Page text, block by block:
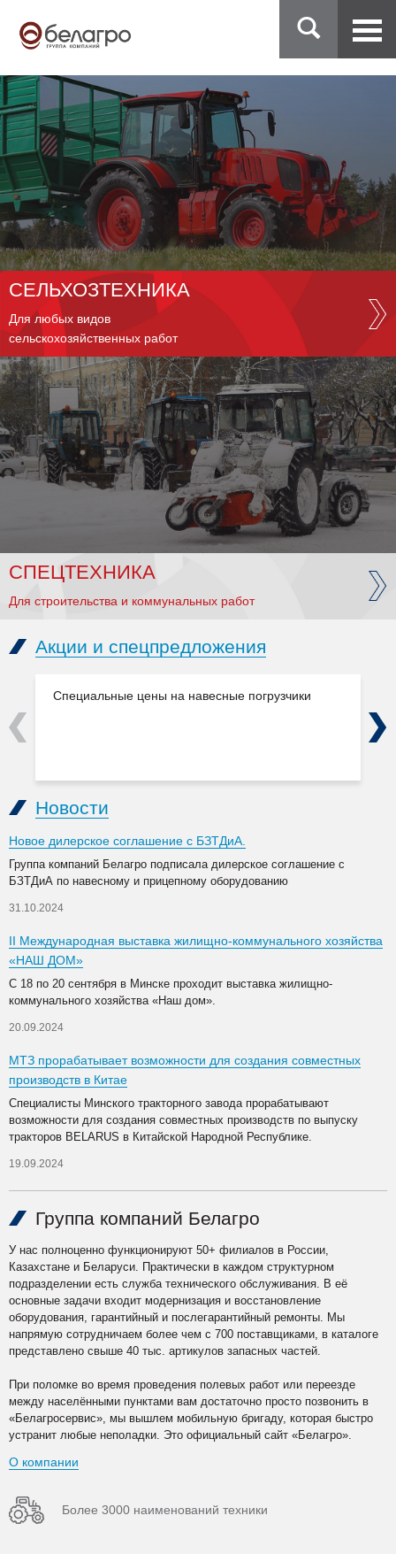
СЕЛЬХОЗТЕХНИКА
Для любых видов
сельскохозяйственных работ
СПЕЦТЕХНИКА
Для строительства и коммунальных работ
Акции и спецпредложения
Специальные цены на навесные погрузчики
Previous Next
Новости
Новое дилерское соглашение с БЗТДиА.
Группа компаний Белагро подписала дилерское соглашение с
БЗТДиА по навесному и прицепному оборудованию
31.10.2024
II Международная выставка жилищно-коммунального хозяйства
«НАШ ДОМ»
С 18 по 20 сентября в Минске проходит выставка жилищно-
коммунального хозяйства «Наш дом».
20.09.2024
МТЗ прорабатывает возможности для создания совместных
производств в Китае
Специалисты Минского тракторного завода прорабатывают
возможности для создания совместных производств по выпуску
тракторов BELARUS в Китайской Народной Республике.
19.09.2024
Группа компаний Белагро
У нас полноценно функционируют 50+ филиалов в России,
Казахстане и Беларуси. Практически в каждом структурном
подразделении есть служба технического обслуживания. В её
основные задачи входит модернизация и восстановление
оборудования, гарантийный и послегарантийный ремонты. Мы
напрямую сотрудничаем более чем с 700 поставщиками, в каталоге
представлено свыше 40 тыс. артикулов запасных частей.
При поломке во время проведения полевых работ или переезде
между населёнными пунктами вам достаточно просто позвонить в
«Белагросервис», мы вышлем мобильную бригаду, которая быстро
устранит любые неполадки. Это официальный сайт «Белагро».
О компании
Более 3000 наименований техники